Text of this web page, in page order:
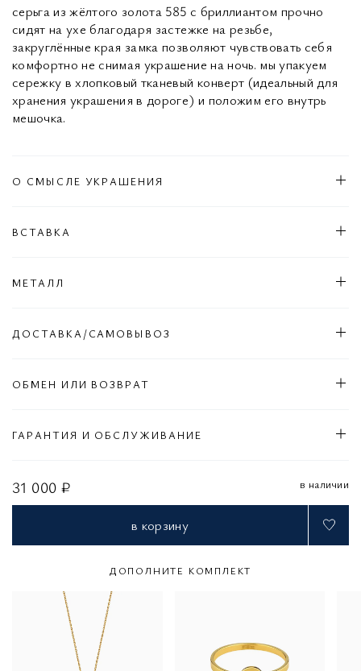
31 000 ₽ в наличии
в корзину
серьга из жёлтого золота 585 с бриллиантом прочно
сидят на ухе благодаря застежке на резьбе,
закруглённые края замка позволяют чувствовать себя
комфортно не снимая украшение на ночь. мы упакуем
сережку в хлопковый тканевый конверт (идеальный для
хранения украшения в дороге) и положим его внутрь
мешочка.
О СМЫСЛЕ УКРАШЕНИЯ
ВСТАВКА
МЕТАЛЛ
ДОСТАВКА/САМОВЫВОЗ
ОБМЕН ИЛИ ВОЗВРАТ
ГАРАНТИЯ И ОБСЛУЖИВАНИЕ
ДОПОЛНИТЕ КОМПЛЕКТ